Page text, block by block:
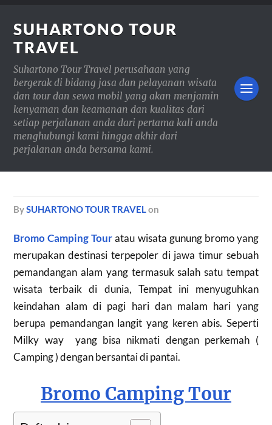
SUHARTONO TOUR
TRAVEL
Suhartono Tour Travel perusahaan yang
bergerak di bidang jasa dan pelayanan wisata
dan tour dan sewa mobil yang akan menjamin
kenyaman dan keamanan dan kualitas dari
setiap perjalanan anda dari pertama kali anda
menghubungi kami hingga akhir dari
perjalanan anda bersama kami.
bySUHARTONO TOUR TRAVELon
Bromo Camping Touratau wisata gunung bromo yang
merupakan destinasi terpepoler di jawa timur sebuah
pemandangan alam yang termasuk salah satu tempat
wisata terbaik di dunia, Tempat ini menyuguhkan
keindahan alam di pagi hari dan malam hari yang
berupa pemandangan langit yang keren abis. Seperti
Milky way yang bisa nikmati dengan perkemah (
Camping ) dengan bersantai di pantai.
Bromo Camping Tour